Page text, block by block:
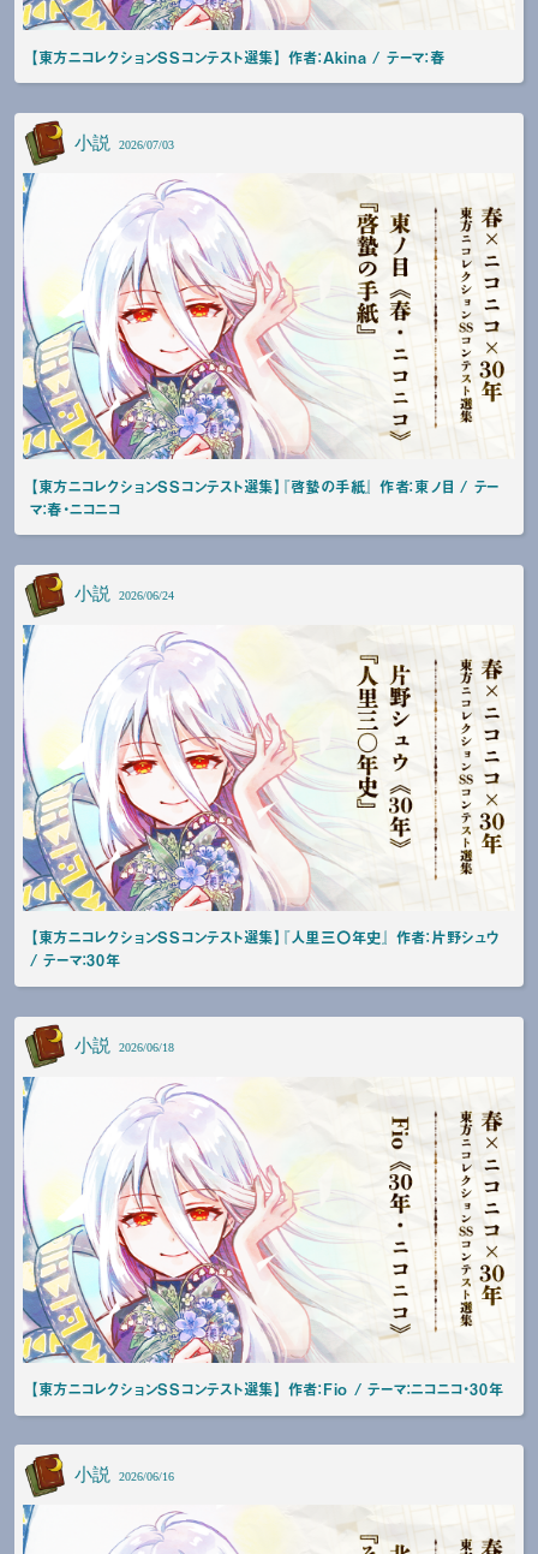
【東方ニコレクションSSコンテスト選集】 作者：Akina / テーマ：春
小説 2026/07/03
【東方ニコレクションSSコンテスト選集】『啓蟄の手紙』 作者：東ノ目 / テー
マ：春・ニコニコ
小説 2026/06/24
【東方ニコレクションSSコンテスト選集】『人里三〇年史』 作者：片野シュウ
/ テーマ：30年
小説 2026/06/18
【東方ニコレクションSSコンテスト選集】 作者：Fio / テーマ：ニコニコ・30年
小説 2026/06/16